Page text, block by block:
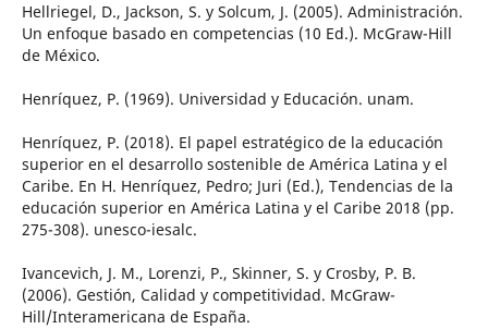
Hellriegel, D., Jackson, S. y Solcum, J. (2005). Administración.
Un enfoque basado en competencias (10 Ed.). McGraw-Hill
de México.
Henríquez, P. (1969). Universidad y Educación. unam.
Henríquez, P. (2018). El papel estratégico de la educación
superior en el desarrollo sostenible de América Latina y el
Caribe. En H. Henríquez, Pedro; Juri (Ed.), Tendencias de la
educación superior en América Latina y el Caribe 2018 (pp.
275-308). unesco-iesalc.
Ivancevich, J. M., Lorenzi, P., Skinner, S. y Crosby, P. B.
(2006). Gestión, Calidad y competitividad. McGraw-
Hill/Interamericana de España.